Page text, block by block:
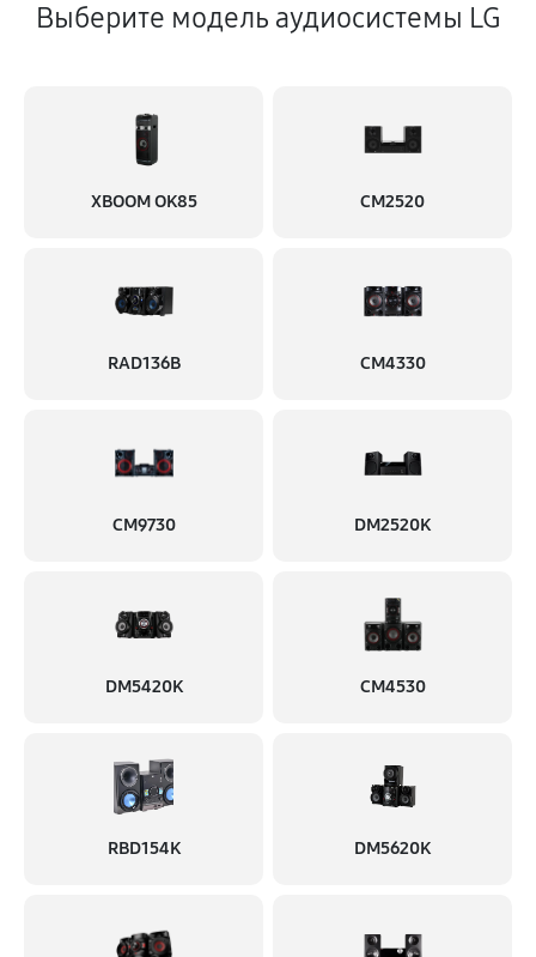
Выберите модель аудиосистемы LG
XBOOM OK85 CM2520
RAD136B CM4330
CM9730 DM2520K
DM5420K CM4530
RBD154K DM5620K